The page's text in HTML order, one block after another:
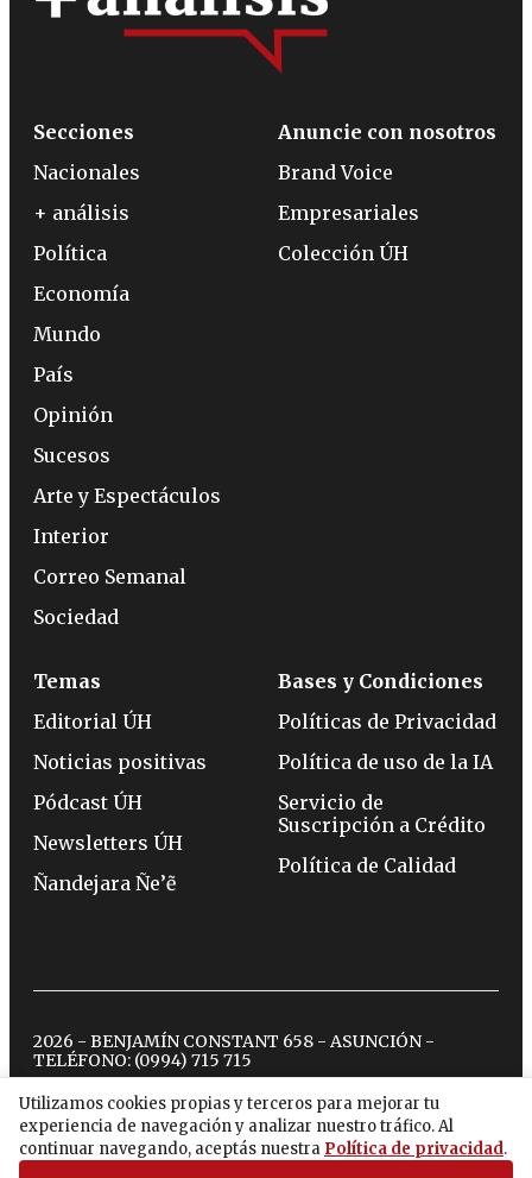
Utilizamos cookies propias y terceros para mejorar tu
experiencia de navegación y analizar nuestro tráfico. Al
continuar navegando, aceptás nuestra Política de privacidad.
Secciones
Nacionales
+ análisis
Política
Economía
Mundo
País
Opinión
Sucesos
Arte y Espectáculos
Interior
Correo Semanal
Sociedad
Anuncie con nosotros
Brand Voice
Empresariales
Colección ÚH
Temas
Editorial ÚH
Noticias positivas
Pódcast ÚH
Newsletters ÚH
Ñandejara Ñe’ẽ
Bases y Condiciones
Políticas de Privacidad
Política de uso de la IA
Servicio de
Suscripción a Crédito
Política de Calidad
2026 - BENJAMÍN CONSTANT 658 - ASUNCIÓN -
TELÉFONO: (0994) 715 715
twitterinstagram
facebook
tiktokyoutubespotify